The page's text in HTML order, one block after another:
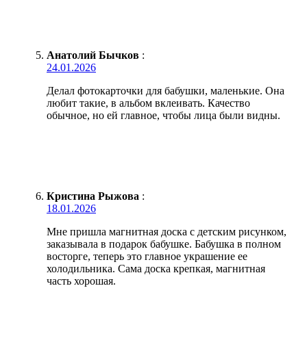
Анатолий Бычков :
24.01.2026
Делал фотокарточки для бабушки, маленькие. Она
любит такие, в альбом вклеивать. Качество
обычное, но ей главное, чтобы лица были видны.
Кристина Рыжова :
18.01.2026
Мне пришла магнитная доска с детским рисунком,
заказывала в подарок бабушке. Бабушка в полном
восторге, теперь это главное украшение ее
холодильника. Сама доска крепкая, магнитная
часть хорошая.